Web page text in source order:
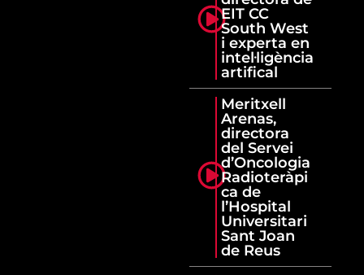
EIT CC
South West
i experta en
intel·ligència
artifical
Meritxell
Arenas,
directora
del Servei
d’Oncologia
Radioteràpi
ca de
l’Hospital
Universitari
Sant Joan
de Reus